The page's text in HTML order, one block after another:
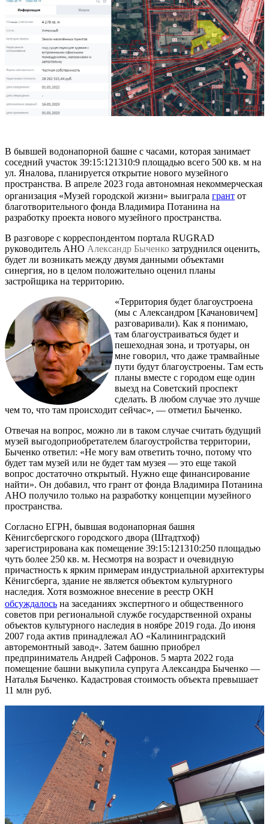
В бывшей водонапорной башне с часами, которая занимает
соседний участок 39:15:121310:9 площадью всего 500 кв. м на
ул. Яналова, планируется открытие нового музейного
пространства. В апреле 2023 года автономная некоммерческая
организация «Музей городской жизни» выиграла грант от
благотворительного фонда Владимира Потанина на
разработку проекта нового музейного пространства.
В разговоре с корреспондентом портала RUGRAD
руководитель АНО Александр Быченко затруднился оценить,
будет ли возникать между двумя данными объектами
синергия, но в целом положительно оценил планы
застройщика на территорию.
«Территория будет благоустроена
(мы с Александром [Качановичем]
разговаривали). Как я понимаю,
там благоустраиваться будет и
пешеходная зона, и тротуары, он
мне говорил, что даже трамвайные
пути будут благоустроены. Там есть
планы вместе с городом еще один
выезд на Советский проспект
сделать. В любом случае это лучше
чем то, что там происходит сейчас», — отметил Быченко.
Отвечая на вопрос, можно ли в таком случае считать будущий
музей выгодоприобретателем благоустройства территории,
Быченко ответил: «Не могу вам ответить точно, потому что
будет там музей или не будет там музея — это еще такой
вопрос достаточно открытый. Нужно еще финансирование
найти». Он добавил, что грант от фонда Владимира Потанина
АНО получило только на разработку концепции музейного
пространства.
Согласно ЕГРН, бывшая водонапорная башня
Кёнигсбергского городского двора (Штадтхоф)
зарегистрирована как помещение 39:15:121310:250 площадью
чуть более 250 кв. м. Несмотря на возраст и очевидную
причастность к ярким примерам индустриальной архитектуры
Кёнигсберга, здание не является объектом культурного
наследия. Хотя возможное внесение в реестр ОКН
обсуждалось на заседаниях экспертного и общественного
советов при региональной службе государственной охраны
объектов культурного наследия в ноябре 2019 года. До июня
2007 года актив принадлежал АО «Калининградский
авторемонтный завод». Затем башню приобрел
предприниматель Андрей Сафронов. 5 марта 2022 года
помещение башни выкупила супруга Александра Быченко —
Наталья Быченко. Кадастровая стоимость объекта превышает
11 млн руб.